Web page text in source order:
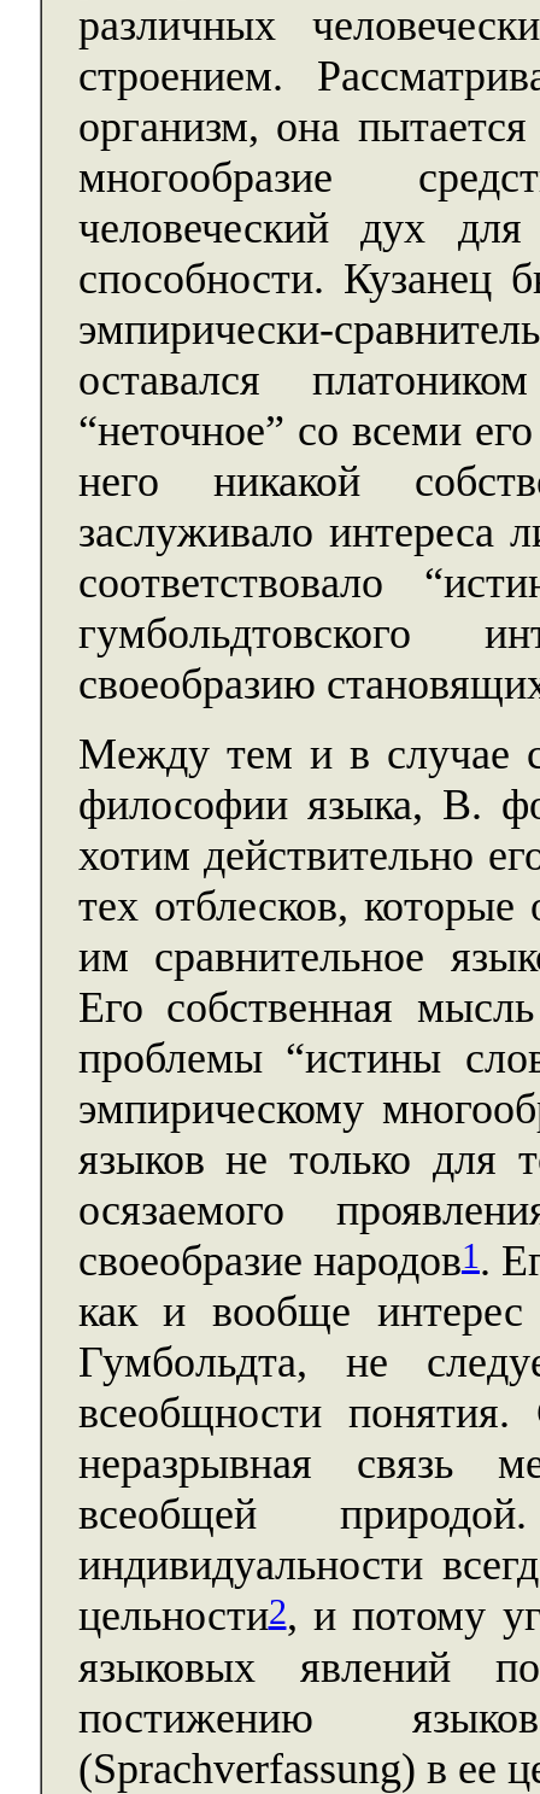
различных
строением.
организм, она
многообразие
человеческий дух
способности. Кузанец
эмпирически-
оставался
“неточное” со всеми
него никакой
заслуживало интереса
соответствовало
гумбольдтовского
своеобразию
Между тем и в случае
философии языка, В.
хотим действительно
тех отблесков,
им сравнительное
Его собственная
проблемы “истины
эмпирическому
языков не только для
осязаемого
своеобразие народов1.
как и вообще
Гумбольдта, не
всеобщности
неразрывная связь
всеобщей
индивидуальности
цельности2, и потому
языковых явлений
постижению
(Sprachverfassung) в ее